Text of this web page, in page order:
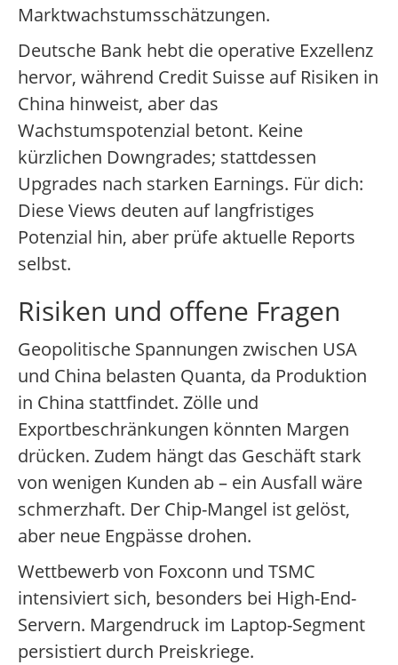
Marktwachstumsschätzungen.
Deutsche Bank hebt die operative Exzellenz
hervor, während Credit Suisse auf Risiken in
China hinweist, aber das
Wachstumspotenzial betont. Keine
kürzlichen Downgrades; stattdessen
Upgrades nach starken Earnings. Für dich:
Diese Views deuten auf langfristiges
Potenzial hin, aber prüfe aktuelle Reports
selbst.
Risiken und offene Fragen
Geopolitische Spannungen zwischen USA
und China belasten Quanta, da Produktion
in China stattfindet. Zölle und
Exportbeschränkungen könnten Margen
drücken. Zudem hängt das Geschäft stark
von wenigen Kunden ab – ein Ausfall wäre
schmerzhaft. Der Chip-Mangel ist gelöst,
aber neue Engpässe drohen.
Wettbewerb von Foxconn und TSMC
intensiviert sich, besonders bei High-End-
Servern. Margendruck im Laptop-Segment
persistiert durch Preiskriege.